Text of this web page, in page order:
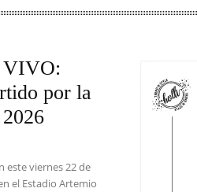
VIVO:
por la
este viernes 22 de
el Estadio Artemio